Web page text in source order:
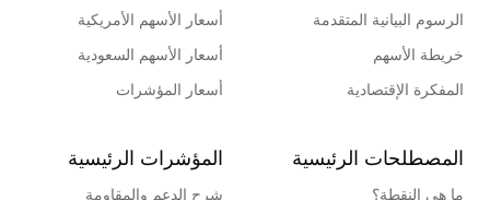
الرسوم البيانية المتقدمة
خريطة الأسهم
المفكرة الإقتصادية
أسعار الأسهم الأمريكية
أسعار الأسهم السعودية
أسعار المؤشرات
المصطلحات الرئيسية
ما هي النقطة؟
المؤشرات الرئيسية
شرح الدعم والمقاومة